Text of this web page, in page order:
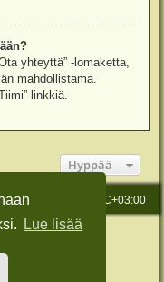
Lue lisää
yhteyttä” -lomaketta,
mahdollistama.
linkkiä.
Hyppää
Kaikki ajat ovat UTC+03:00
© phpBB Limited